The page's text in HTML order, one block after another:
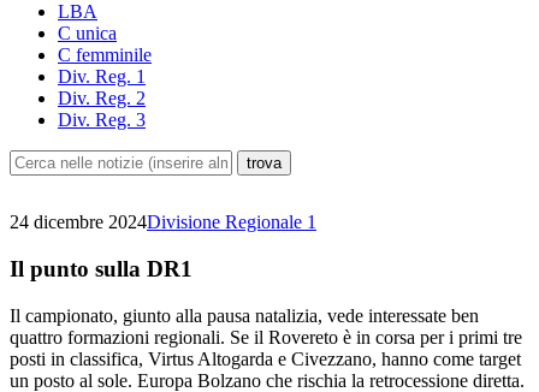
LBA
C unica
C femminile
Div. Reg. 1
Div. Reg. 2
Div. Reg. 3
24 dicembre 2024Divisione Regionale 1
Il punto sulla DR1
Il campionato, giunto alla pausa natalizia, vede interessate ben
quattro formazioni regionali. Se il Rovereto è in corsa per i primi tre
posti in classifica, Virtus Altogarda e Civezzano, hanno come target
un posto al sole. Europa Bolzano che rischia la retrocessione diretta.